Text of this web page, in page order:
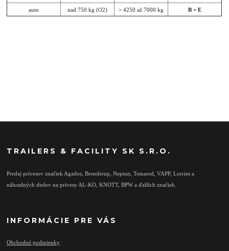
auto nad 750 kg (O2) > 4250 až 7000 kg B + E
TRAILERS & FACILITY SK S.R.O.
Predaj prívesov značiek Agados, Brenderup, Neptun, Temared, VAPP, Lorries a
náhradných dielov na prívesy AL-KO, KNOTT, BPW a ďalších značiek.
INFORMÁCIE PRE VÁS
Obchodné podmienky